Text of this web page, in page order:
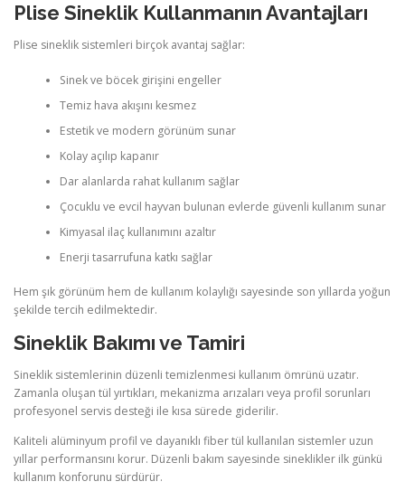
Plise Sineklik Kullanmanın Avantajları
Plise sineklik sistemleri birçok avantaj sağlar:
Sinek ve böcek girişini engeller
Temiz hava akışını kesmez
Estetik ve modern görünüm sunar
Kolay açılıp kapanır
Dar alanlarda rahat kullanım sağlar
Çocuklu ve evcil hayvan bulunan evlerde güvenli kullanım sunar
Kimyasal ilaç kullanımını azaltır
Enerji tasarrufuna katkı sağlar
Hem şık görünüm hem de kullanım kolaylığı sayesinde son yıllarda yoğun
şekilde tercih edilmektedir.
Sineklik Bakımı ve Tamiri
Sineklik sistemlerinin düzenli temizlenmesi kullanım ömrünü uzatır.
Zamanla oluşan tül yırtıkları, mekanizma arızaları veya profil sorunları
profesyonel servis desteği ile kısa sürede giderilir.
Kaliteli alüminyum profil ve dayanıklı fiber tül kullanılan sistemler uzun
yıllar performansını korur. Düzenli bakım sayesinde sineklikler ilk günkü
kullanım konforunu sürdürür.